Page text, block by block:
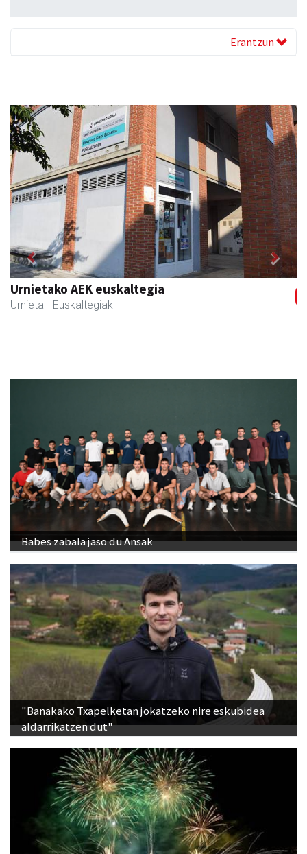
Erantzun
Urnietako AEK euskaltegia
Urnieta - Euskaltegiak
Previous Next
Babes zabala jaso du Ansak
"Banakako Txapelketan jokatzeko nire eskubidea
aldarrikatzen dut"